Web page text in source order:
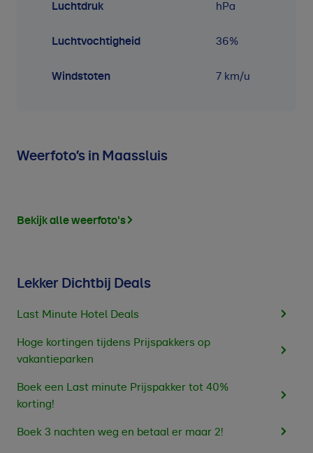
Luchtdruk hPa
Luchtvochtigheid 36%
Windstoten 7 km/u
Weerfoto’s in Maassluis
Bekijk alle weerfoto's
Lekker Dichtbij Deals
Last Minute Hotel Deals
Hoge kortingen tijdens Prijspakkers op
vakantieparken
Boek een Last minute Prijspakker tot 40%
korting!
Boek 3 nachten weg en betaal er maar 2!